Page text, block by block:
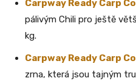
Carpway Ready Carp
pálivým Chili pro ještě
kg.
Carpway Ready Carp
zrna, která jsou tajným